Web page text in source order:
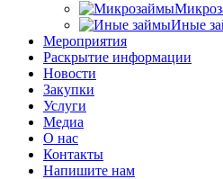
Иные
Мероприятия
Раскрытие информации
Новости
Закупки
Услуги
Медиа
О нас
Контакты
Напишите нам